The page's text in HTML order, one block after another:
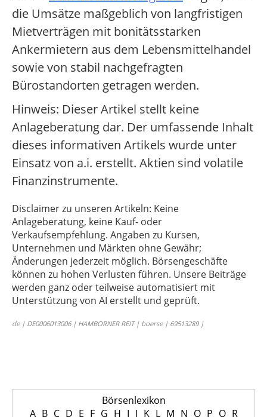
die Umsätze maßgeblich von langfristigen
Mietverträgen mit bonitätsstarken
Ankermietern aus dem Lebensmittelhandel
sowie von stabil nachgefragten
Bürostandorten getragen werden.
Hinweis: Dieser Artikel stellt keine
Anlageberatung dar. Der umfassende Inhalt
dieses informativen Artikels wurde unter
Einsatz von a.i. erstellt. Aktien sind volatile
Finanzinstrumente.
Disclaimer zu unseren Artikeln: Keine
Anlageberatung, keine Kauf- oder
Verkaufsempfehlung. Angaben zu Kursen,
Unternehmen und Märkten ohne Gewähr;
Änderungen jederzeit möglich. Börsengeschäfte
können zu hohen Verlusten führen. Unsere Beiträge
werden ganz oder teilweise automatisiert mit
Unterstützung von AI erstellt und geprüft.
de | DE0006013006 | HAMBORNER REIT | boerse | 69513289 |
Börsenlexikon
A B C D E F G H I J K L M N O P Q R